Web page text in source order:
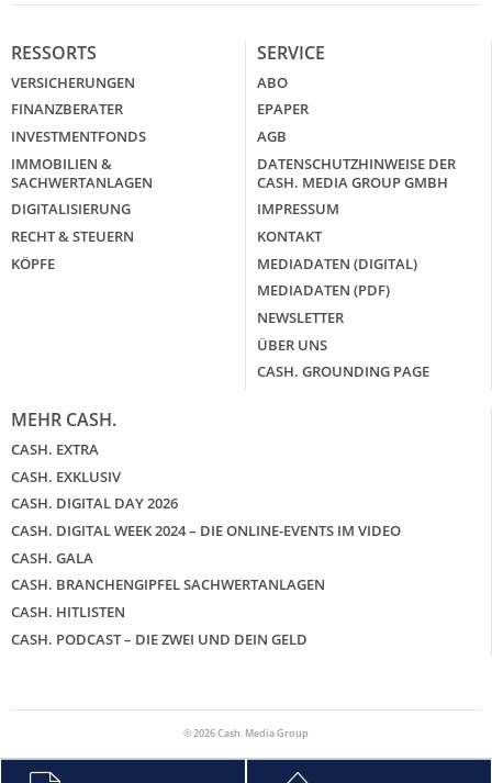
RESSORTS
VERSICHERUNGEN
FINANZBERATER
INVESTMENTFONDS
IMMOBILIEN &
SACHWERTANLAGEN
DIGITALISIERUNG
RECHT & STEUERN
KÖPFE
SERVICE
ABO
EPAPER
AGB
DATENSCHUTZHINWEISE DER
CASH. MEDIA GROUP GMBH
IMPRESSUM
KONTAKT
MEDIADATEN (DIGITAL)
MEDIADATEN (PDF)
NEWSLETTER
ÜBER UNS
CASH. GROUNDING PAGE
MEHR CASH.
CASH. EXTRA
CASH. EXKLUSIV
CASH. DIGITAL DAY 2026
CASH. DIGITAL WEEK 2024 – DIE ONLINE-EVENTS IM VIDEO
CASH. GALA
CASH. BRANCHENGIPFEL SACHWERTANLAGEN
CASH. HITLISTEN
CASH. PODCAST – DIE ZWEI UND DEIN GELD
© 2026 Cash. Media Group